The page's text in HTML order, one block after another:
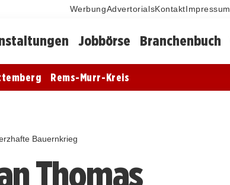
WerbungAdvertorialsKontakt Impressum
Jobbörse Branchenbuch
Rems-Murr-Kreis
Bauernkrieg
Thomas